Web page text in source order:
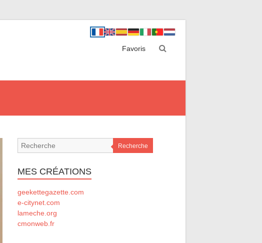
Favoris
Recherche
MES CRÉATIONS
geekettegazette.com
e-citynet.com
lameche.org
cmonweb.fr